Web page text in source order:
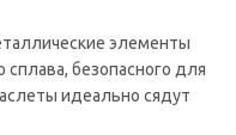
элементы
безопасного для
идеально сядут